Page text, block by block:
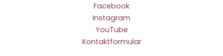
Facebook
Instagram
YouTube
Kontaktformular